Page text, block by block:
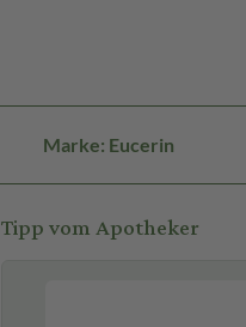
Marke: Eucerin
Tipp vom Apotheker